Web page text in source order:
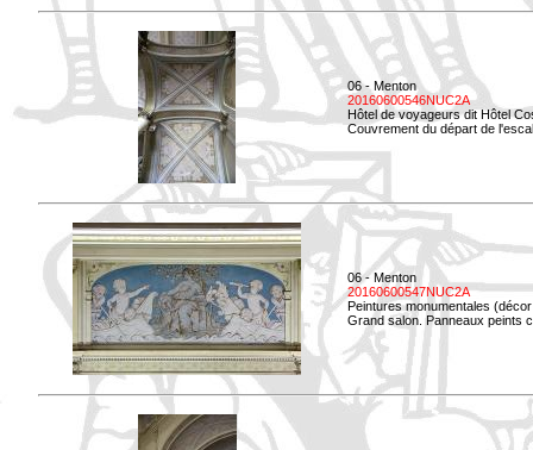
06 - Menton
20160600546NUC2A
Hôtel de voyageurs dit Hôtel
Couvrement du départ de
06 - Menton
20160600547NUC2A
Peintures monumentales
Grand salon. Panneaux peints